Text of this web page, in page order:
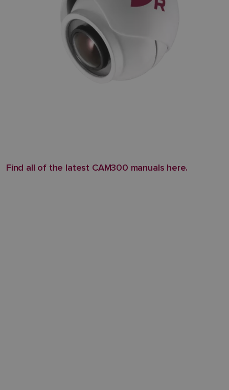
Find all of the latest CAM300 manuals here.